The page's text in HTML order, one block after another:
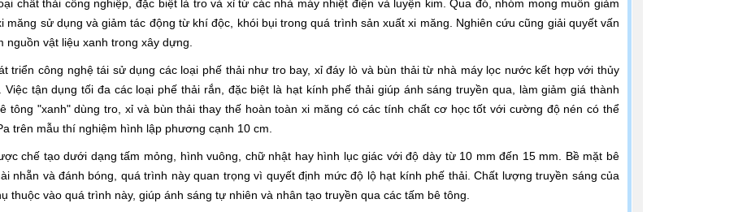
chất thải công nghiệp, đặc biệt là tro và xỉ từ các nhà máy nhiệt điện và luyện kim. Qua đó, nhóm mong muốn giảm
măng sử dụng và giảm tác động từ khí độc, khói bụi trong quá trình sản xuất xi măng. Nghiên cứu cũng giải quyết vấn
nguồn vật liệu xanh trong xây dựng.
triển công nghệ tái sử dụng các loại phế thải như tro bay, xỉ đáy lò và bùn thải từ nhà máy lọc nước kết hợp với thủy
Việc tận dụng tối đa các loại phế thải rắn, đặc biệt là hạt kính phế thải giúp ánh sáng truyền qua, làm giảm giá thành
tông "xanh" dùng tro, xỉ và bùn thải thay thế hoàn toàn xi măng có các tính chất cơ học tốt với cường độ nén có thể
trên mẫu thí nghiệm hình lập phương cạnh 10 cm.
chế tạo dưới dạng tấm mỏng, hình vuông, chữ nhật hay hình lục giác với độ dày từ 10 mm đến 15 mm. Bề mặt bê
nhẵn và đánh bóng, quá trình này quan trọng vì quyết định mức độ lộ hạt kính phế thải. Chất lượng truyền sáng của
thuộc vào quá trình này, giúp ánh sáng tự nhiên và nhân tạo truyền qua các tấm bê tông.